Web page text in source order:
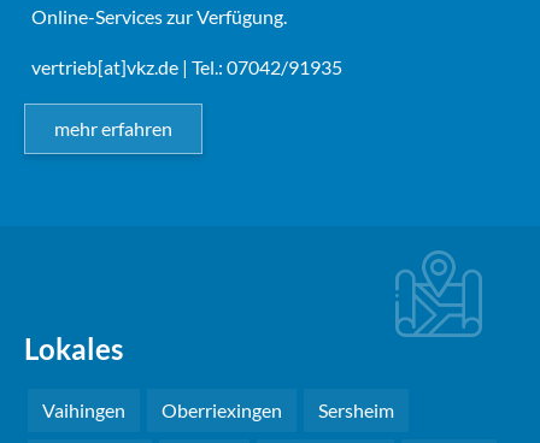
Online-Services zur Verfügung.
vertrieb[at]vkz.de | Tel.: 07042/91935
mehr erfahren
Lokales
Vaihingen Oberriexingen Sersheim